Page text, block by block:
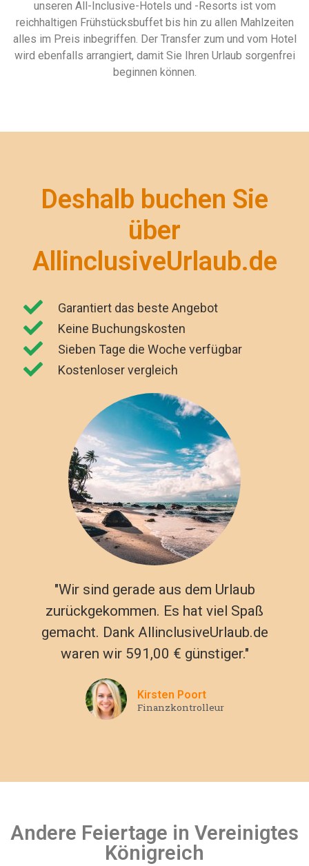
unseren All-Inclusive-Hotels und -Resorts ist vom
reichhaltigen Frühstücksbuffet bis hin zu allen Mahlzeiten
alles im Preis inbegriffen. Der Transfer zum und vom Hotel
wird ebenfalls arrangiert, damit Sie Ihren Urlaub sorgenfrei
beginnen können.
Deshalb buchen Sie
über
AllinclusiveUrlaub.de
Garantiert das beste Angebot
Keine Buchungskosten
Sieben Tage die Woche verfügbar
Kostenloser vergleich
"Wir sind gerade aus dem Urlaub
zurückgekommen. Es hat viel Spaß
gemacht. Dank AllinclusiveUrlaub.de
waren wir 591,00 € günstiger."
Kirsten Poort
Finanzkontrolleur
Andere Feiertage in Vereinigtes
Königreich